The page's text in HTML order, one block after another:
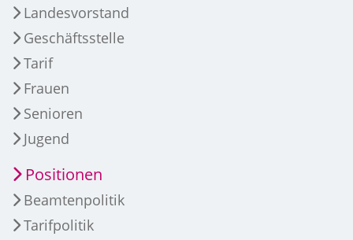
Landesvorstand
Geschäftsstelle
Tarif
Frauen
Senioren
Jugend
Positionen
Beamtenpolitik
Tarifpolitik